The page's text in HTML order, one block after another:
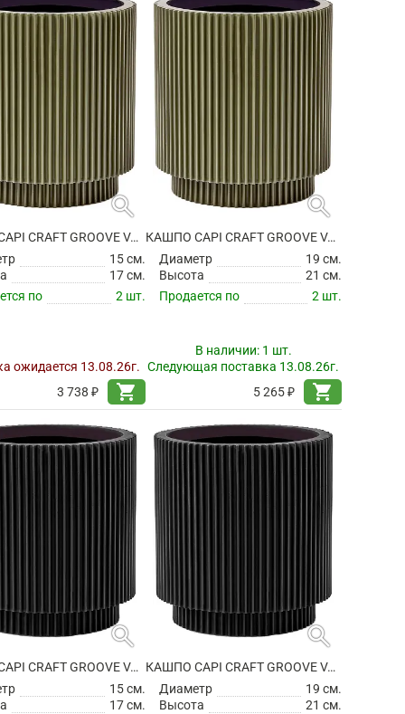
search
КАШПО CAPI CRAFT GROOVE VASE CYLINDER GREEN
15 см.
17 см.
по
2 шт.
ожидается 13.08.26г.
3 738 ₽
shopping_cart
search
КАШПО CAPI CRAFT GROOVE VASE CYLINDER GREEN
Диаметр
19 см.
Высота
21 см.
Продается по
2 шт.
В наличии: 1 шт.
Следующая поставка 13.08.26г.
5 265 ₽
shopping_cart
search
КАШПО CAPI CRAFT GROOVE VASE CYLINDER INTENSE BLACK
15 см.
17 см.
search
КАШПО CAPI CRAFT GROOVE VASE CYLINDER INTENSE BLACK
Диаметр
19 см.
Высота
21 см.